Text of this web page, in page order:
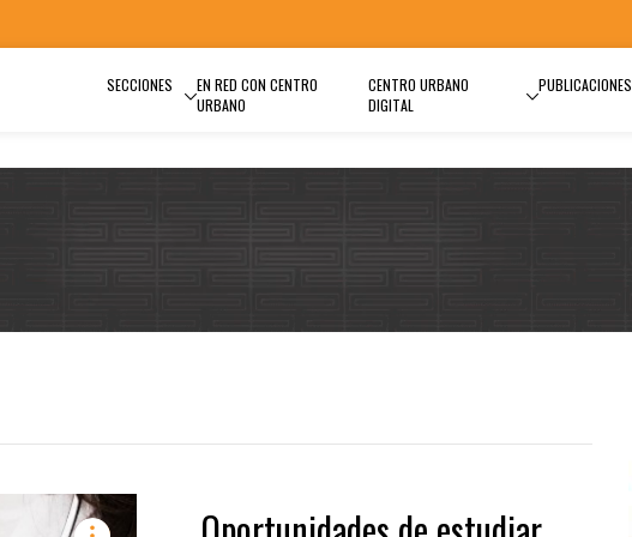
SECCIONES
EN RED CON CENTRO
URBANO
CENTRO URBANO
DIGITAL
PUBLICACIONES